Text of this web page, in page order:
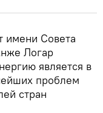
имени Совета
Логар
является в
проблем
стран